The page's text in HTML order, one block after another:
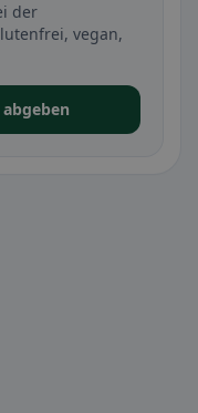
der
vegan,